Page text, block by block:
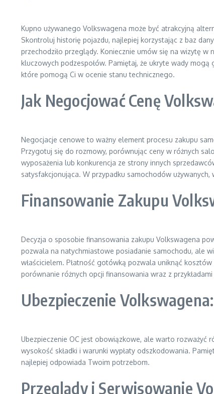
Kupno używanego Volkswagena może być atrakcyjną
Skontroluj historię pojazdu, najlepiej korzystając z baz
przechodziło przeglądy. Koniecznie umów się na wizytę w
kluczowych podzespołów. Pamiętaj, że ukryte wady
które pomogą Ci w ocenie stanu technicznego.
Jak Negocjować Cenę
Negocjacje cenowe to ważny element procesu zakupu
Przygotuj się do rozmowy, porównując ceny w różnych
wyposażenia lub konkurencja ze strony innych
satysfakcjonująca. W przypadku samochodów
Finansowanie Zakupu
Decyzja o sposobie finansowania zakupu Volkswagena
pozwala na natychmiastowe posiadanie samochodu, ale
właścicielem. Płatność gotówką pozwala uniknąć
porównanie różnych opcji finansowania wraz z
Ubezpieczenie
Ubezpieczenie OC jest obowiązkowe, ale warto rozważyć
wysokość składki i warunki wypłaty odszkodowania.
najlepiej odpowiada Twoim potrzebom.
Przeglądy i Serwisowanie